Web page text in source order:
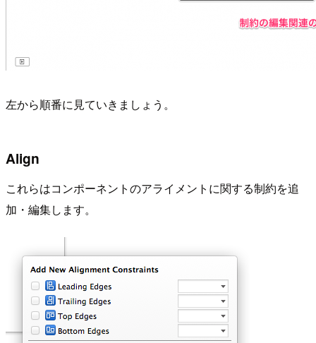
左から順番に見ていきましょう。
Align
これらはコンポーネントのアライメントに関する制約を追
加・編集します。